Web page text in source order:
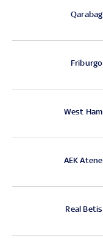
Qarabag
Friburgo
West Ham
AEK Atene
Real Betis